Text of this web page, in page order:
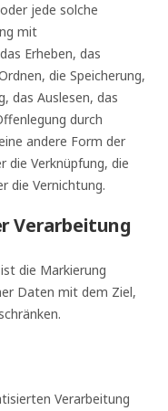
jede solche
mit
Erheben, das
die Speicherung,
das Auslesen, das
durch
andere Form der
die Verknüpfung, die
die Vernichtung.
Verarbeitung
die Markierung
Daten mit dem Ziel,
Verarbeitung